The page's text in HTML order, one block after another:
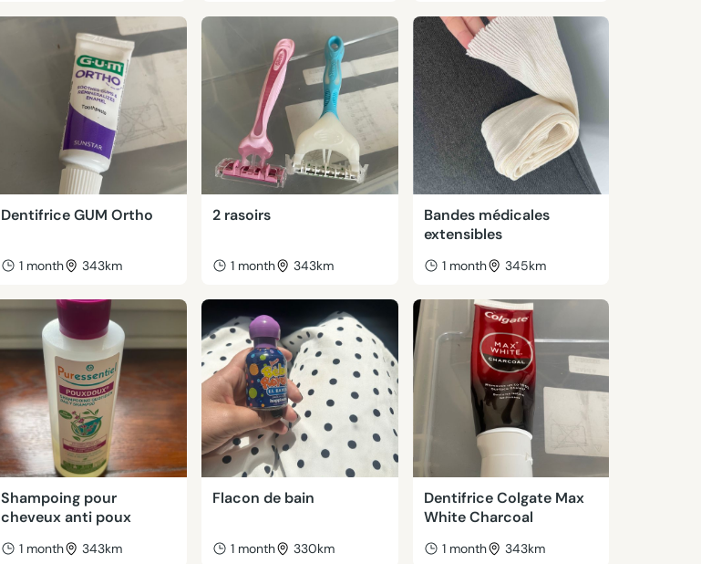
Dentifrice GUM Ortho
1 month 343km
2 rasoirs
1 month 343km
Bandes médicales
extensibles
1 month 345km
Shampoing pour
cheveux anti poux
1 month 343km
Flacon de bain
1 month 330km
Dentifrice Colgate Max
White Charcoal
1 month 343km